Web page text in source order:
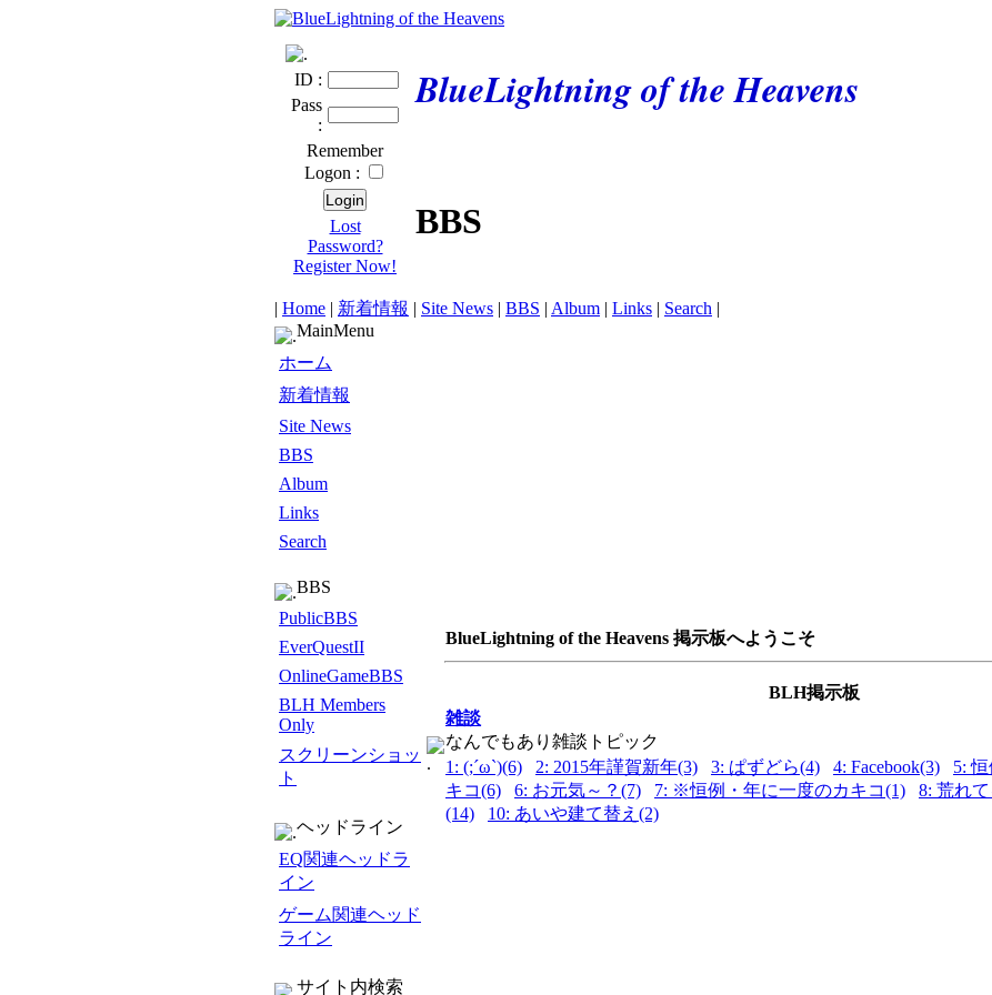
ID :
Pass
:
Remember
Logon :
Lost
Password?
Register Now!
BlueLightning of the Heavens
BBS
| Home | 新着情報 | Site News | BBS | Album | Links | Search |
MainMenu
ホーム
新着情報
Site News
BBS
Album
Links
Search
BBS
PublicBBS
EverQuestII
OnlineGameBBS
BLH Members
Only
スクリーンショッ
ト
ヘッドライン
EQ関連ヘッドラ
イン
ゲーム関連ヘッド
ライン
サイト内検索
BlueLightning of the Heavens 掲示板へようこそ
BLH掲示板
雑談
なんでもあり雑談トピック
1: (;´ω`)(6)
2: 2015年謹賀新年(3) 3: ぱずどら(4) 4: Facebook(3)
5:
キコ(6)
6: お元気～？(7) 7: ※恒例・年に一度のカキコ(1) 8: 荒れ
(14)
10: あいや建て替え(2)